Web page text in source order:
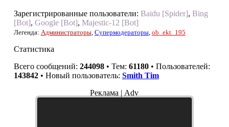
Зарегистрированные пользователи: Baidu [Spider], Bing
[Bot], Google [Bot], Majestic-12 [Bot]
Легенда: Администраторы, Супермодераторы, ob_ekt_195
Статистика
Всего сообщений: 244098• Тем: 61180• Пользователей:
143842• Новый пользователь: Smith Tim
Реклама | Adv